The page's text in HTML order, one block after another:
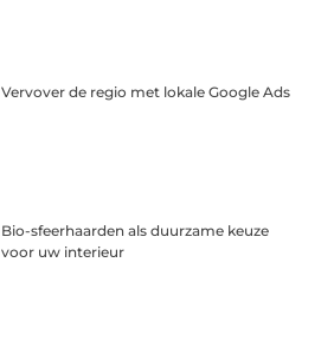
Vervover de regio met lokale Google Ads
Bio-sfeerhaarden als duurzame keuze
voor uw interieur